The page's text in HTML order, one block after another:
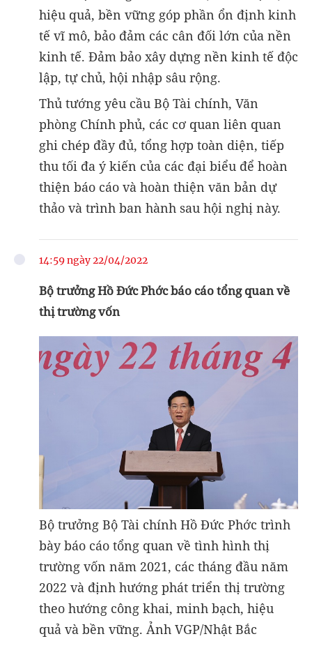
hiệu quả, bền vững góp phần ổn định kinh
tế vĩ mô, bảo đảm các cân đối lớn của nền
kinh tế. Đảm bảo xây dựng nền kinh tế độc
lập, tự chủ, hội nhập sâu rộng.
Thủ tướng yêu cầu Bộ Tài chính, Văn
phòng Chính phủ, các cơ quan liên quan
ghi chép đầy đủ, tổng hợp toàn diện, tiếp
thu tối đa ý kiến của các đại biểu để hoàn
thiện báo cáo và hoàn thiện văn bản dự
thảo và trình ban hành sau hội nghị này.
14:59 ngày 22/04/2022
Bộ trưởng Hồ Đức Phớc báo cáo tổng quan về
thị trường vốn
Bộ trưởng Bộ Tài chính Hồ Đức Phớc trình
bày báo cáo tổng quan về tình hình thị
trường vốn năm 2021, các tháng đầu năm
2022 và định hướng phát triển thị trường
theo hướng công khai, minh bạch, hiệu
quả và bền vững. Ảnh VGP/Nhật Bắc